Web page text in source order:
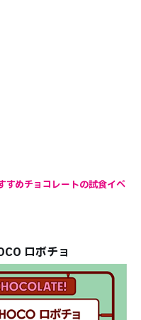
めチョコレートの試食イベ
ロボチョ